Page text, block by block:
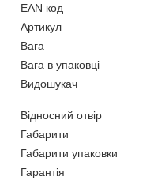
EAN код
Артикул
Вага
Вага в упаковці
Видошукач
Відносний отвір
Габарити
Габарити упаковки
Гарантія